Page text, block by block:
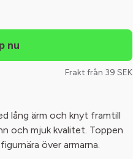
Frakt från 39 SEK
lång ärm och knyt framtill
och mjuk kvalitet. Toppen
över armarna.